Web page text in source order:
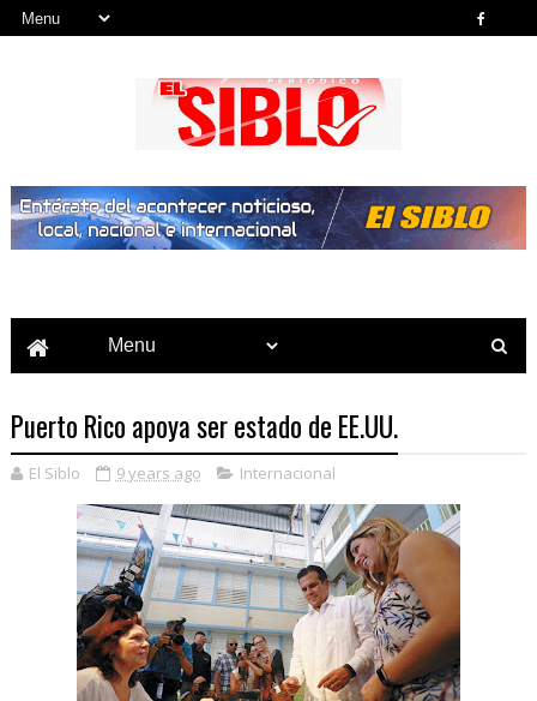
Puerto Rico apoya ser estado de EE.UU.
El Siblo 9 years ago Internacional